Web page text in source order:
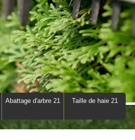
Abattage d'arbre 21 Taille de haie 21